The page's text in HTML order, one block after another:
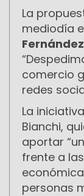
La
mediodía
comercio
redes
La
Bianchi,
aportar
frente a
personas